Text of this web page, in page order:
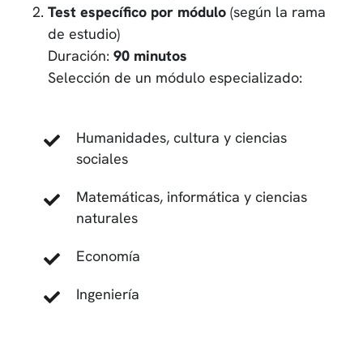
Test específico por módulo (según la rama
de estudio)
Duración: 90 minutos
Selección de un módulo especializado:
Humanidades, cultura y ciencias
sociales
Matemáticas, informática y ciencias
naturales
Economía
Ingeniería